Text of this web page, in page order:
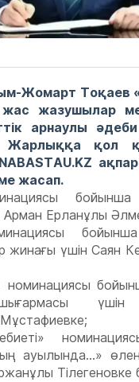
Жомарт Тоқаев
жас жазушылар
арнаулы
Жарлыққа қол
жасап.
бойынша
Ерланұлы
жинағы үшін Саян
номинациясы
үшін
ауылында...»
Тілегеновке